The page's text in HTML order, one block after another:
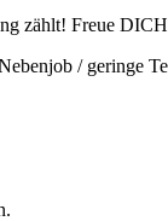
zählt! Freue
/ geringe